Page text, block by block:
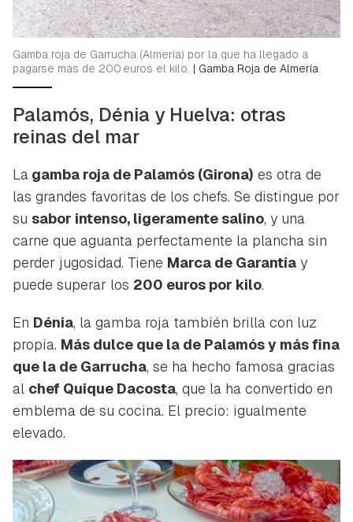
Gamba roja de Garrucha (Almería) por la que ha llegado a
pagarse más de 200 euros el kilo. | Gamba Roja de Almería
Palamós, Dénia y Huelva: otras
reinas del mar
La gamba roja de Palamós (Girona) es otra de
las grandes favoritas de los chefs. Se distingue por
su sabor intenso, ligeramente salino, y una
carne que aguanta perfectamente la plancha sin
perder jugosidad. Tiene Marca de Garantía y
puede superar los 200 euros por kilo.
En Dénia, la gamba roja también brilla con luz
propia. Más dulce que la de Palamós y más fina
que la de Garrucha, se ha hecho famosa gracias
al chef Quique Dacosta, que la ha convertido en
emblema de su cocina. El precio: igualmente
elevado.